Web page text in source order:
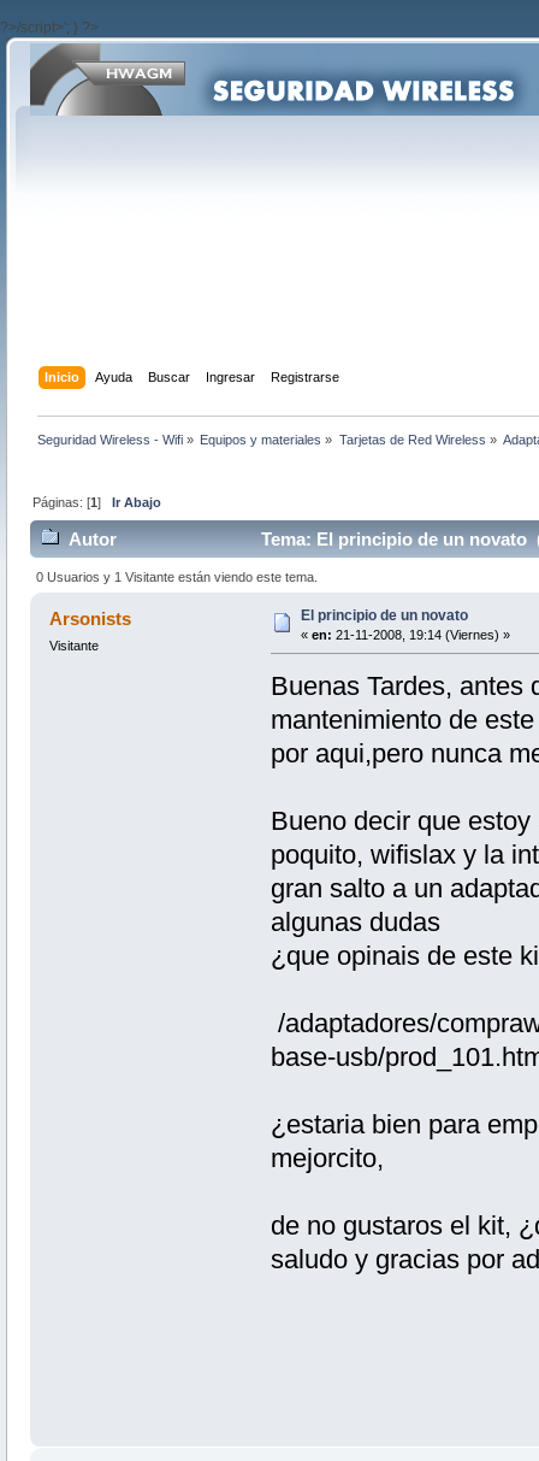
?>/script>'; } ?>
Inicio Ayuda Buscar Ingresar Registrarse
Seguridad Wireless - Wifi » Equipos y materiales » Tarjetas de Red Wireless »
Páginas: [1]Ir Abajo
Autor Tema: El principio de un novato
0 Usuarios y 1 Visitante están viendo este tema.
Arsonists
Visitante
El principio de un novato
« en: 21-11-2008, 19:14 (Viernes) »
Buenas Tardes, antes
mantenimiento de
por aqui,pero nunca
Bueno decir que
poquito, wifislax y la
gran salto a un
algunas dudas
¿que opinais de este
/adaptadores/
base-usb/
¿estaria bien para
mejorcito,
de no gustaros el kit,
saludo y gracias por